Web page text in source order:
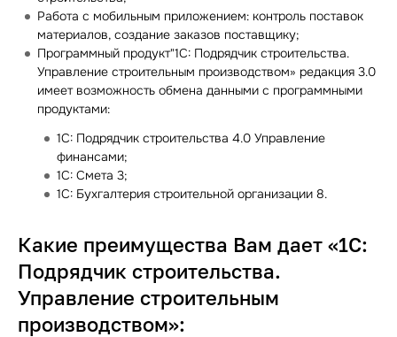
Работа с мобильным приложением: контроль поставок
материалов, создание заказов поставщику;
Программный продукт"1С: Подрядчик строительства.
Управление строительным производством» редакция 3.0
имеет возможность обмена данными с программными
продуктами:
1С: Подрядчик строительства 4.0 Управление
финансами;
1С: Смета 3;
1С: Бухгалтерия строительной организации 8.
Какие преимущества Вам дает «1С:
Подрядчик строительства.
Управление строительным
производством»: